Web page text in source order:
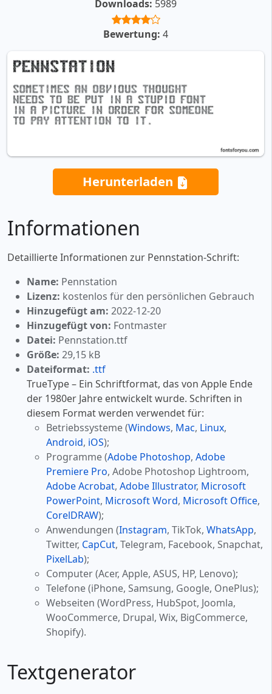
Downloads: 5989
Bewertung: 4
Herunterladen
Informationen
Detaillierte Informationen zur Pennstation-Schrift:
Name: Pennstation
Lizenz: kostenlos für den persönlichen Gebrauch
Hinzugefügt am: 2022-12-20
Hinzugefügt von: Fontmaster
Datei: Pennstation.ttf
Größe: 29,15 kB
Dateiformat: .ttf
TrueType – Ein Schriftformat, das von Apple Ende
der 1980er Jahre entwickelt wurde. Schriften in
diesem Format werden verwendet für:
Betriebssysteme (Windows, Mac, Linux,
Android, iOS);
Programme (Adobe Photoshop, Adobe
Premiere Pro, Adobe Photoshop Lightroom,
Adobe Acrobat, Adobe Illustrator, Microsoft
PowerPoint, Microsoft Word, Microsoft Office,
CorelDRAW);
Anwendungen (Instagram, TikTok, WhatsApp,
Twitter, CapCut, Telegram, Facebook, Snapchat,
PixelLab);
Computer (Acer, Apple, ASUS, HP, Lenovo);
Telefone (iPhone, Samsung, Google, OnePlus);
Webseiten (WordPress, HubSpot, Joomla,
WooCommerce, Drupal, Wix, BigCommerce,
Shopify).
Textgenerator